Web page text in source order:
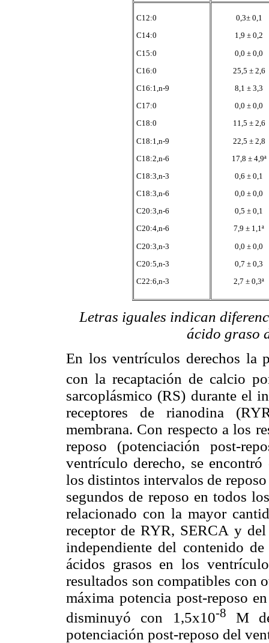
C12:0
C14:0
C15:0
C16:0
C16:1,n-9
C17:0
C18:0
C18:1,n-9
C18:2,n-6
C18:3,n-3
C18:3,n-6
C20:3,n-6
C20:4,n-6
C20:3,n-3
C20:5,n-3
C22:6,n-3
0,3± 0,1
1,9 ± 0,2
0,0 ± 0,0
25,5 ± 2,6
8,1 ± 3,3
0,0 ± 0,0
11,5 ± 2,6
22,5 ± 2,8
17,8 ± 4,9ª
0,6 ± 0,1
0,0 ± 0,0
0,5 ± 0,1
7,9 ± 1,1ª
0,0 ± 0,0
0,7 ± 0,3
2,7 ± 0,3ª
Letras iguales indican
ácido graso
En los ventrículos derechos la
con la recaptación de calcio
sarcoplásmico (RS) durante el
receptores de rianodina
membrana. Con respecto a los
reposo (potenciación post-
ventrículo derecho, se
los distintos intervalos de
segundos de reposo en todos
relacionado con la mayor
receptor de RYR, SERCA y
independiente del contenido
ácidos grasos en los
resultados son compatibles con
máxima potencia post-reposo
disminuyó con 1,5x10-8
M
potenciación post-reposo del